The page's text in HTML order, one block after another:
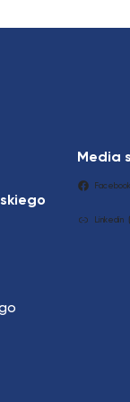
Media
Facebook
Linkedin